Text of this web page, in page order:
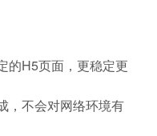
的H5页面，更稳定更
，不会对网络环境有